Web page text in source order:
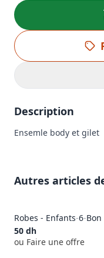
Description
Ensemle body et gilet
Autres articles
Robes - Enfants-6-
50 dh
ou Faire une offre